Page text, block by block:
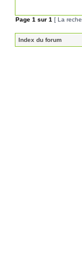
Page 1 sur 1 [ La
Index du forum